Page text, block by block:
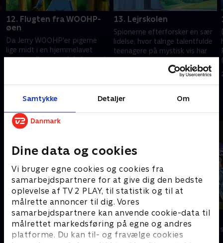
Samtykke Detaljer Om
Dine data og cookies
Vi bruger egne cookies og cookies fra
samarbejdspartnere for at give dig den bedste
oplevelse af TV 2 PLAY, til statistik og til at
målrette annoncer til dig. Vores
samarbejdspartnere kan anvende cookie-data til
målrettet markedsføring på egne og andres
platforme. Du kan til- og fravælge cookies
12. Flugten fra WOOHP-
øen
Da Jerry WOOHP'er pigerne
lige midt i en hjemmelavet
mani-pedicure, ved de bare, at
13. Lejrskolen
Spionerne efterforsker en sær
lidelse, hvor talrige talentfulde
teenagere på mystisk vis har
sporer fænomenet til en
21. august 2005 • 21 min
Miraculous
Børneserier • 3 sæsoner
Mysticons
Børneserier • 1